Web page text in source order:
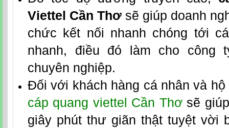
Viettel Cần Thơ sẽ giúp doanh
chức kết nối nhanh chóng tới
nhanh, điều đó làm cho công
chuyên nghiệp.
Đối với khách hàng cá nhân và
cáp quang viettel Cần Thơsẽ
giây phút thư giãn thật tuyệt vời